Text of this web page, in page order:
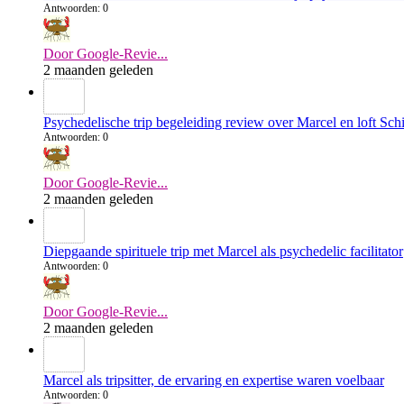
Antwoorden: 0
Door Google-Revie...
2 maanden geleden
Psychedelische trip begeleiding review over Marcel en loft
Antwoorden: 0
Door Google-Revie...
2 maanden geleden
Diepgaande spirituele trip met Marcel als psychedelic facilitator
Antwoorden: 0
Door Google-Revie...
2 maanden geleden
Marcel als tripsitter, de ervaring en expertise waren voelbaar
Antwoorden: 0